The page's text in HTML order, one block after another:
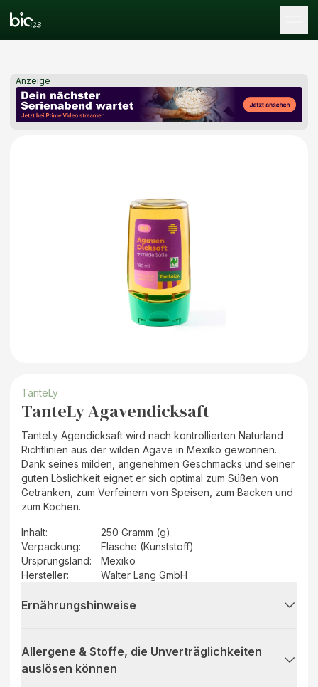
Anzeige
TanteLy
TanteLy Agavendicksaft
TanteLy Agendicksaft wird nach kontrollierten Naturland
Richtlinien aus der wilden Agave in Mexiko gewonnen.
Dank seines milden, angenehmen Geschmacks und seiner
guten Löslichkeit eignet er sich optimal zum Süßen von
Getränken, zum Verfeinern von Speisen, zum Backen und
zum Kochen.
Inhalt:
250 Gramm (g)
Verpackung:
Flasche (Kunststoff)
Ursprungsland:
Mexiko
Hersteller: Walter Lang GmbH
Ernährungshinweise
Allergene & Stoffe, die Unverträglichkeiten
auslösen können